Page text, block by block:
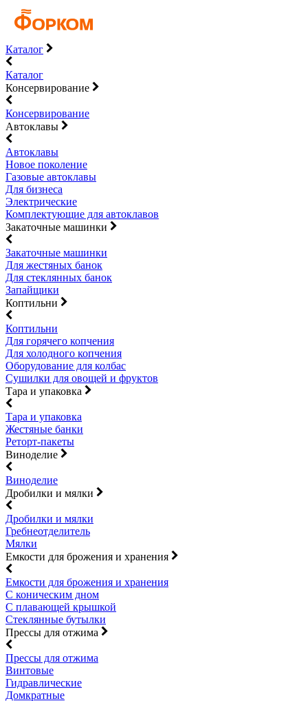
Каталог
Каталог
Консервирование
Консервирование
Автоклавы
Автоклавы
Новое поколение
Газовые автоклавы
Для бизнеса
Электрические
Комплектующие для автоклавов
Закаточные машинки
Закаточные машинки
Для жестяных банок
Для стеклянных банок
Запайщики
Коптильни
Коптильни
Для горячего копчения
Для холодного копчения
Оборудование для колбас
Сушилки для овощей и фруктов
Тара и упаковка
Тара и упаковка
Жестяные банки
Реторт-пакеты
Виноделие
Виноделие
Дробилки и мялки
Дробилки и мялки
Гребнеотделитель
Мялки
Емкости для брожения и хранения
Емкости для брожения и хранения
С коническим дном
С плавающей крышкой
Стеклянные бутылки
Прессы для отжима
Прессы для отжима
Винтовые
Гидравлические
Домкратные